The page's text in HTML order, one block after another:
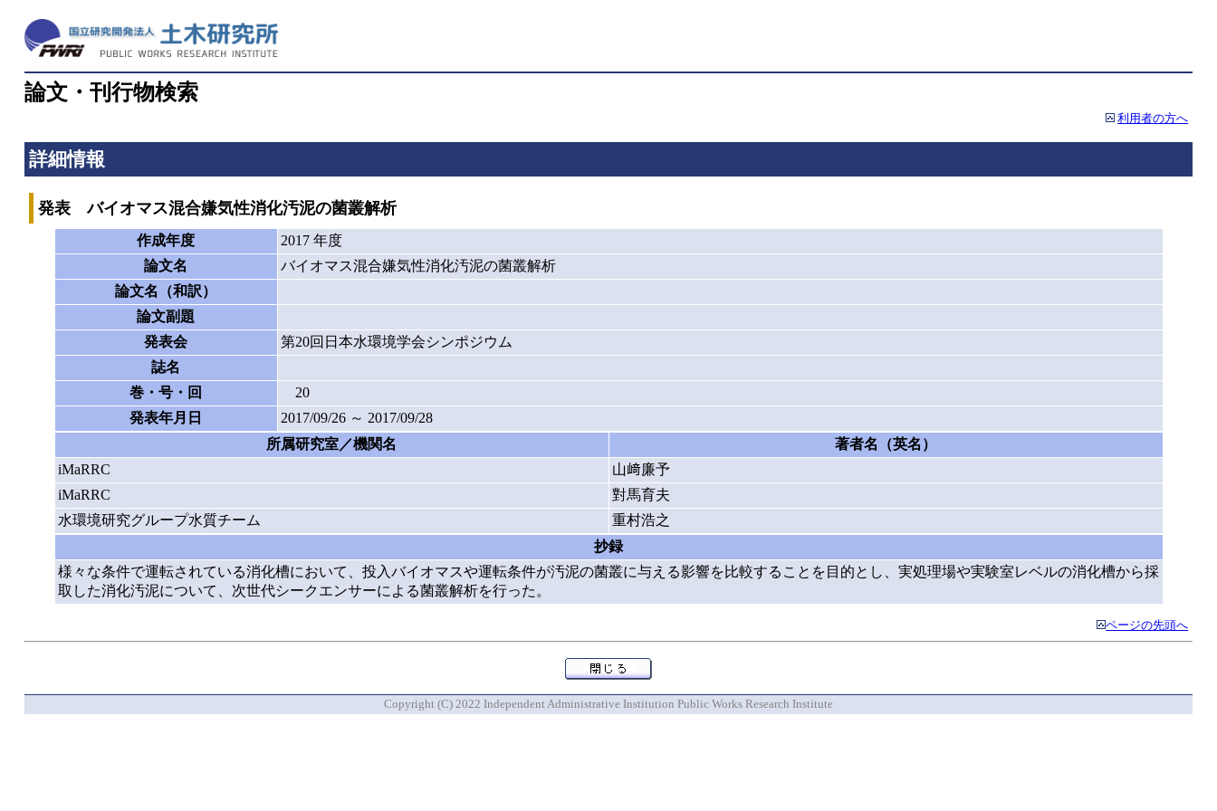
論文・刊行物検索
利用者の方へ
詳細情報
発表 バイオマス混合嫌気性消化汚泥の菌叢解析
作成年度
2017 年度
論文名
バイオマス混合嫌気性消化汚泥の菌叢解析
論文名（和訳）
論文副題
発表会
第20回日本水環境学会シンポジウム
誌名
巻・号・回
20
発表年月日
2017/09/26 ～ 2017/09/28
所属研究室／機関名
著者名（英名）
iMaRRC
山﨑廉予
iMaRRC
對馬育夫
水環境研究グループ水質チーム
重村浩之
抄録
様々な条件で運転されている消化槽において、投入バイオマスや運転条件が汚泥の菌叢に与える影響を比較することを目的とし、実処理場や実験室レベルの消化槽から採
取した消化汚泥について、次世代シークエンサーによる菌叢解析を行った。
ページの先頭へ
Copyright (C) 2022 Independent Administrative Institution Public Works Research Institute